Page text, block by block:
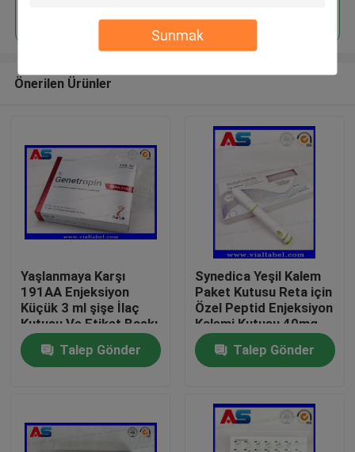
Sunmak
Ev
Hakkımızda
Önerilen Ürünler
Yaşlanmaya Karşı
191AA Enjeksiyon
Küçük 3 ml şişe İlaç
Kutusu Ve Etiket Baskı
Genetropin
Talep Gönder
Synedica Yeşil Kalem
Paket Kutusu Reta için
Özel Peptid Enjeksiyon
Kalemi Kutusu 40mg
Peptid Enjeksiyon
Kalemi, Synedica
Enjeksiyon Kalemi
Talep Gönder